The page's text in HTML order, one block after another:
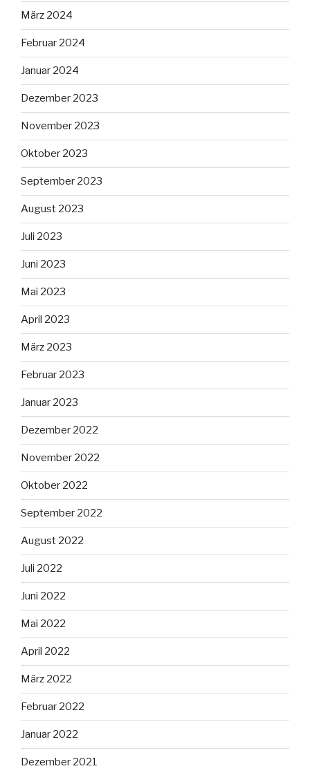
März 2024
Februar 2024
Januar 2024
Dezember 2023
November 2023
Oktober 2023
September 2023
August 2023
Juli 2023
Juni 2023
Mai 2023
April 2023
März 2023
Februar 2023
Januar 2023
Dezember 2022
November 2022
Oktober 2022
September 2022
August 2022
Juli 2022
Juni 2022
Mai 2022
April 2022
März 2022
Februar 2022
Januar 2022
Dezember 2021